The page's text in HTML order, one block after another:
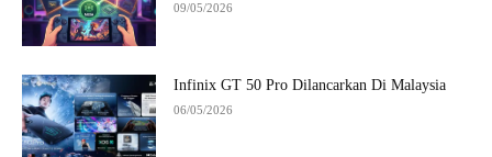
09/05/2026
Infinix GT 50 Pro Dilancarkan Di Malaysia
06/05/2026